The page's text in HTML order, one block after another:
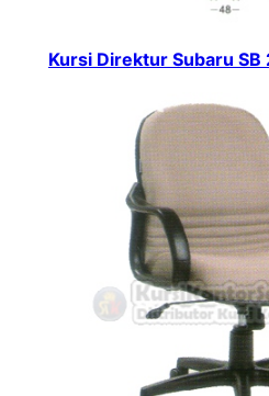
Kursi Direktur Subaru SB